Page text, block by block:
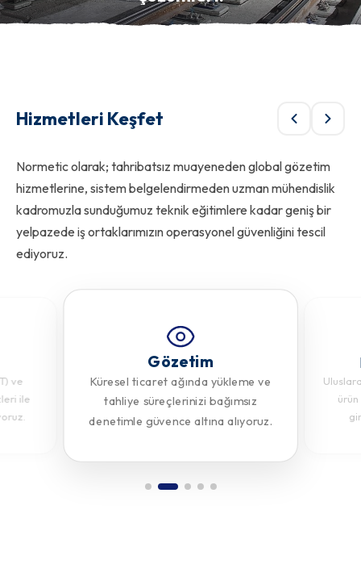
60 yıllık tecrübeyle bağımsız denetim
Endüstriyel süreçlerinizde profesyonel
Hizmetleri Keşfet
Normetic olarak; tahribatsız muayeneden global gözetim
hizmetlerine, sistem belgelendirmeden uzman mühendislik
kadromuzla sunduğumuz teknik eğitimlere kadar geniş bir
yelpazede iş ortaklarımızın operasyonel güvenliğini tescil
ediyoruz.
ve
ile
Gözetim
Küresel ticaret ağında yükleme ve
tahliye süreçlerinizi bağımsız
denetimle güvence altına alıyoruz.